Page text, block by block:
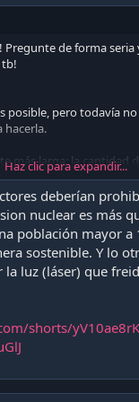
de forma seria
tb!
posible, pero todavía
hacerla.
más larga: la cantidad
de un satélite en el
la tierra por el simple
y no hay elementos
nubes por ejemplo.
de hecho a ppios de
de año que
el satélite a la tierra,
descrita por los
Haz clic para expandir...
deberían
nuclear es más
población mayor a
sostenible. Y lo
luz (láser) que
shorts/